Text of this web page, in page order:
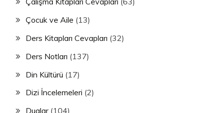
Çocuk ve Aile (13)
Ders Kitapları Cevapları (32)
Ders Notları (137)
Din Kültürü (17)
Dizi İncelemeleri (2)
Dualar(104)